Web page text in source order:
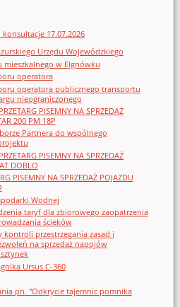
17.07.2026
Urzędu Wojewódzkiego
mieszkalnego w Elgnówku
operatora
operatora publicznego transportu
nieograniczonego
PISEMNY NA SPRZEDAŻ
200 PM 18P
Partnera do wspólnego
PISEMNY NA SPRZEDAŻ
DOBLO
PISEMNY NA SPRZEDAŻ POJAZDU
Wodnej
taryf dla zbiorowego zaopatrzenia
ścieków
przestrzegania zasad i
na sprzedaż napojów
Ursus C-360
pn. "Odkrycie tajemnic pomnika